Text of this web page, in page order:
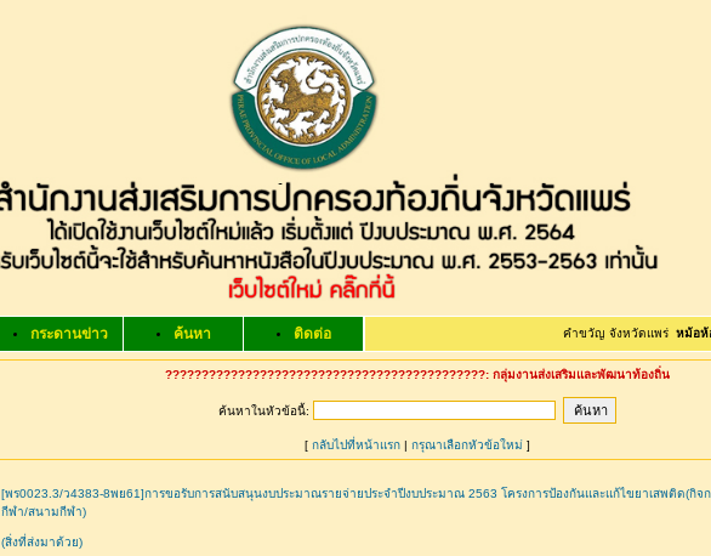
กระดานข่าว ค้นหา ติดต่อ คำขวัญ จังหวัดแพร่หม้อห้อมไม้สัก ถิ่น
????????????????????????????????????????????: กลุ่มงานส่งเสริมและพัฒนาท้องถิ่น
ค้นหาในหัวข้อนี้:
[ กลับไปที่หน้าแรก| กรุณาเลือกหัวข้อใหม่]
[พร0023.3/ว4383-8พย61]การขอรับการสนับสนุนงบประมาณรายจ่ายประจำปีงบประมาณ 2563 โครงการป้องกันและแก้ไขยาเสพติด(กิจ
กีฬา/สนามกีฬา)
(สิ่งที่ส่งมาด้วย)